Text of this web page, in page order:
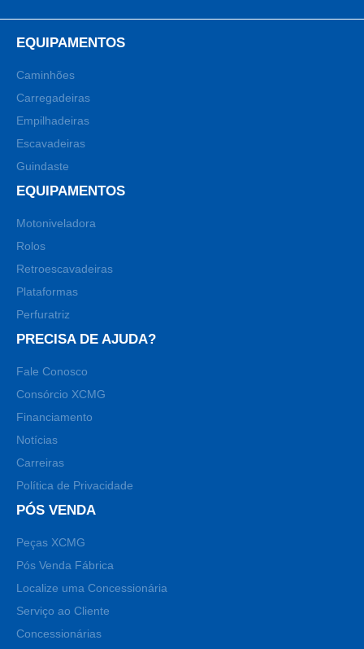
EQUIPAMENTOS
Caminhões
Carregadeiras
Empilhadeiras
Escavadeiras
Guindaste
EQUIPAMENTOS
Motoniveladora
Rolos
Retroescavadeiras
Plataformas
Perfuratriz
PRECISA DE AJUDA?
Fale Conosco
Consórcio XCMG
Financiamento
Notícias
Carreiras
Política de Privacidade
PÓS VENDA
Peças XCMG
Pós Venda Fábrica
Localize uma Concessionária
Serviço ao Cliente
Concessionárias